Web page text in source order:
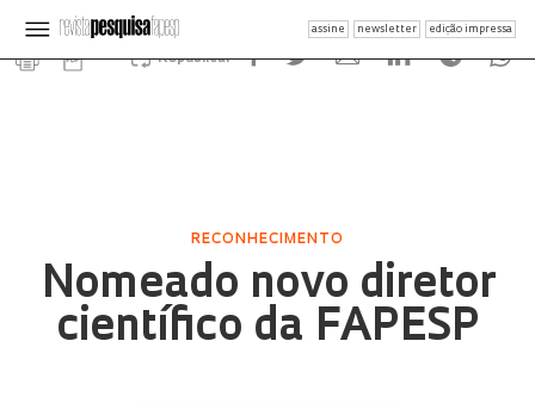
assine newsletter edição impressa
Republicar
RECONHECIMENTO
Nomeado novo diretor
científico da FAPESP